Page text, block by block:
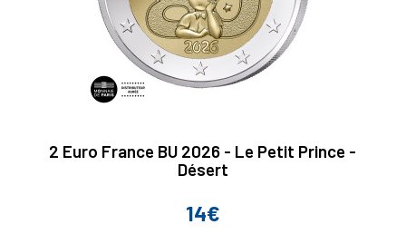
2 Euro France BU 2026 - Le Petit Prince -
Désert
Prix
14€